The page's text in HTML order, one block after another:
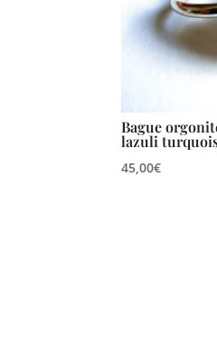
Bague
lazuli
45,00€